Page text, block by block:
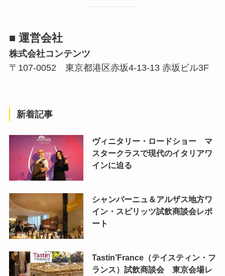
■ 運営会社
株式会社コンテンツ
〒107-0052 東京都港区赤坂4-13-13 赤坂ビル3F
新着記事
ヴィニタリー・ロードショー マ
スタークラスで現代のイタリアワ
インに迫る
シャンパーニュ＆アルザス地方ワ
イン・スピリッツ試飲商談会レポ
ート
Tastin’France（テイスティン・フ
ランス）試飲商談会 東京会場レ